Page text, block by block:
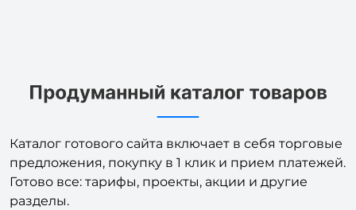
Каталог готового сайта включает в себя торговые
предложения, покупку в 1 клик и прием платежей.
Готово все: тарифы, проекты, акции и другие
разделы.